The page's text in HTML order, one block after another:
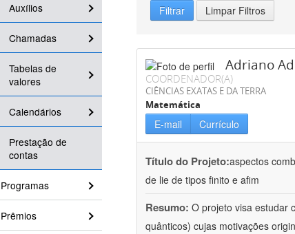
Auxílios
Chamadas
Tabelas de
valores
Calendários
Prestação de
contas
Programas
Prêmios
Filtrar Limpar Filtros
Adriano
COORDENADOR(A)
CIÊNCIAS EXATAS E DA TERRA
Matemática
E-mail Currículo
Título do Projeto:aspectos
de lie de tipos finito e afim
Resumo: O projeto visa estudar
quânticos) cujas motivações